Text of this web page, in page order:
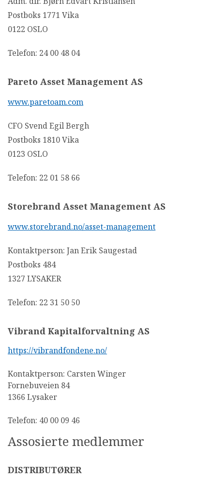
Postboks 1771 Vika
0122 OSLO
Telefon: 24 00 48 04
Pareto Asset Management AS
www.paretoam.com
CFO Svend Egil Bergh
Postboks 1810 Vika
0123 OSLO
Telefon: 22 01 58 66
Storebrand Asset Management AS
www.storebrand.no/asset-management
Kontaktperson: Jan Erik Saugestad
Postboks 484
1327 LYSAKER
Telefon: 22 31 50 50
Vibrand Kapitalforvaltning AS
https://vibrandfondene.no/
Kontaktperson: Carsten Winger
Fornebuveien 84
1366 Lysaker
Telefon: 40 00 09 46
Assosierte medlemmer
DISTRIBUTØRER